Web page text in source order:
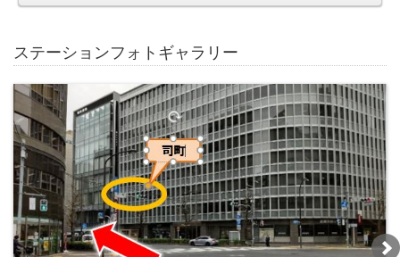
ステーションフォトギャラリー